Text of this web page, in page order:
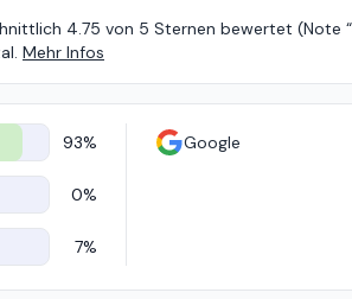
4.75 von 5 Sternen bewertet (Note
Mehr Infos
93%
0%
7%
Google